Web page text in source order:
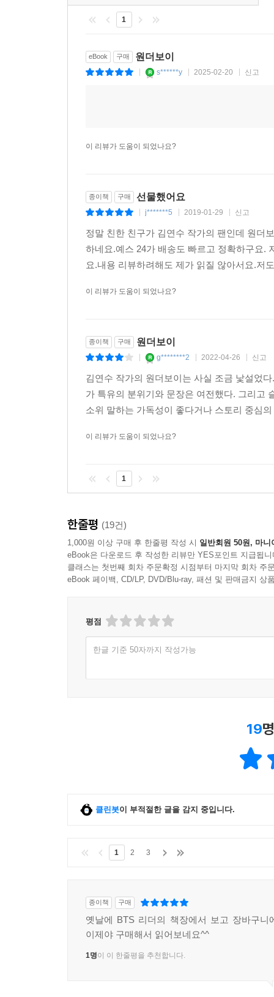
1
eBook 구매 원더보이
s******y 2025-02-20 신고
이 리뷰가 도움이 되었나요?
종이책 구매 선물했어요
j*******5 2019-01-29 신고
정말 친한 친구가 김연수 작가의 팬인데 원더
하네요.예스 24가 배송도 빠르고 정확하구요.
요.내용 리뷰하려해도 제가 읽질 않아서요.저
이 리뷰가 도움이 되었나요?
종이책 구매 원더보이
g********2 2022-04-26 신고
김연수 작가의 원더보이는 사실 조금 낯설었
가 특유의 분위기와 문장은 여전했다. 그리고
소위 말하는 가독성이 좋다거나 스토리 중심
이 리뷰가 도움이 되었나요?
1
한줄평 (19건)
1,000원 이상 구매 후 한줄평 작성 시 일반회원 50원, 마니
eBook은 다운로드 후 작성한 리뷰만 YES포인트 지급됩니
클래스는 첫번째 회차 주문확정 시점부터 마지막 회차 주
eBook 페이백, CD/LP, DVD/Blu-ray, 패션 및 판매금지 상
평점
한글 기준 50자까지 작성가능
19
클린봇이 부적절한 글을 감지 중입니다.
1 2 3
종이책 구매
옛날에 BTS 리더의 책장에서 보고 장바구니
이제야 구매해서 읽어보네요^^
1명이 이 한줄평을 추천합니다.